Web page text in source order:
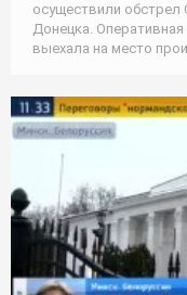
осуществили
Донецка. Оперативная
выехала на место